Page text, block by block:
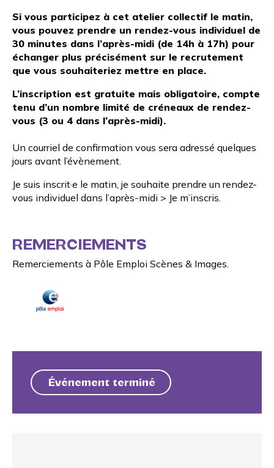
Si vous participez à cet atelier collectif le matin,
vous pouvez prendre un rendez-vous individuel de
30 minutes dans l’après-midi (de 14h à 17h) pour
échanger plus précisément sur le recrutement
que vous souhaiteriez mettre en place.
L’inscription est gratuite mais obligatoire, compte
tenu d’un nombre limité de créneaux de rendez-
vous (3 ou 4 dans l’après-midi).
Un courriel de confirmation vous sera adressé quelques
jours avant l’évènement.
Je suis inscrit·e le matin, je souhaite prendre un rendez-
vous individuel dans l’après-midi > Je m’inscris
REMERCIEMENTS
Remerciements à Pôle Emploi Scènes & Images.
Événement terminé